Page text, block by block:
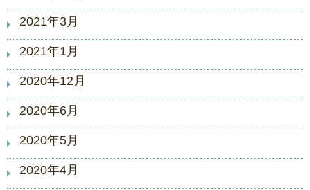
2021年3月
2021年1月
2020年12月
2020年6月
2020年5月
2020年4月